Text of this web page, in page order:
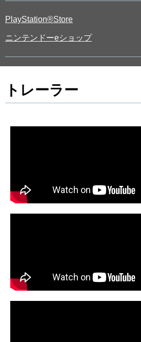
PlayStation®Store
ニンテンドーeショップ
トレーラー